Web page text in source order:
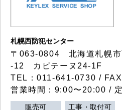
札幌西防犯センター
〒063-0804 北海道札幌市
-12 カピテーヌ24-1F
TEL：011-641-0730 /
営業時間：9:00〜20:00 /
販売可 工事・取付可